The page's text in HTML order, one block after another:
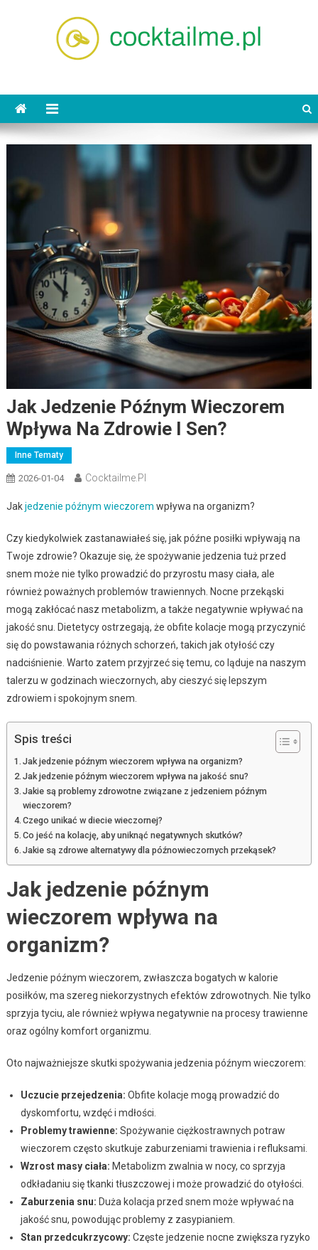
Jak Jedzenie Późnym Wieczorem
Wpływa Na Zdrowie I Sen?
Inne Tematy
2026-01-04 Cocktailme.pl
Jakjedzenie późnym wieczorem wpływa na organizm?
Czy kiedykolwiek zastanawiałeś się, jak późne posiłki wpływają na
Twoje zdrowie? Okazuje się, że spożywanie jedzenia tuż przed
snem może nie tylko prowadzić do przyrostu masy ciała, ale
również poważnych problemów trawiennych. Nocne przekąski
mogą zakłócać nasz metabolizm, a także negatywnie wpływać na
jakość snu. Dietetycy ostrzegają, że obfite kolacje mogą przyczynić
się do powstawania różnych schorzeń, takich jak otyłość czy
nadciśnienie. Warto zatem przyjrzeć się temu, co ląduje na naszym
talerzu w godzinach wieczornych, aby cieszyć się lepszym
zdrowiem i spokojnym snem.
Spis treści
Jak jedzenie późnym wieczorem wpływa na organizm?
Jak jedzenie późnym wieczorem wpływa na jakość snu?
Jakie są problemy zdrowotne związane z jedzeniem późnym
wieczorem?
Czego unikać w diecie wieczornej?
Co jeść na kolację, aby uniknąć negatywnych skutków?
Jakie są zdrowe alternatywy dla późnowieczornych przekąsek?
Jak jedzenie późnym
wieczorem wpływa na
organizm?
Jedzenie późnym wieczorem, zwłaszcza bogatych w kalorie
posiłków, ma szereg niekorzystnych efektów zdrowotnych. Nie tylko
sprzyja tyciu, ale również wpływa negatywnie na procesy trawienne
oraz ogólny komfort organizmu.
Oto najważniejsze skutki spożywania jedzenia późnym wieczorem:
Uczucie przejedzenia: Obfite kolacje mogą prowadzić do
dyskomfortu, wzdęć i mdłości.
Problemy trawienne: Spożywanie ciężkostrawnych potraw
wieczorem często skutkuje zaburzeniami trawienia i refluksami.
Wzrost masy ciała: Metabolizm zwalnia w nocy, co sprzyja
odkładaniu się tkanki tłuszczowej i może prowadzić do otyłości.
Zaburzenia snu: Duża kolacja przed snem może wpływać na
jakość snu, powodując problemy z zasypianiem.
Stan przedcukrzycowy: Częste jedzenie nocne zwiększa ryzyko